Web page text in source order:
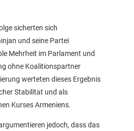
sicherten sich
und seine Partei
Mehrheit im Parlament und
ohne Koalitionspartner
werteten dieses Ergebnis
Stabilität und als
Kurses Armeniens.
jedoch, dass das